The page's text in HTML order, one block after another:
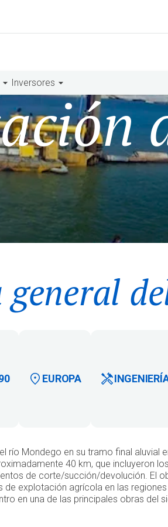
Inversores
EUROPA
río Mondego en su tramo final aluvial
40 km, que incluyeron
de corte/succión/devolución. El
de explotación agrícola en las
en una de las principales obras del